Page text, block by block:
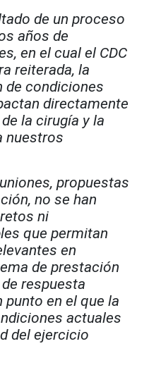
de un proceso
años de
en el cual el CDC
reiterada, la
de condiciones
directamente
la cirugía y la
nuestros
propuestas
no se han
ni
que permitan
en
de prestación
respuesta
punto en el que la
actuales
del ejercicio